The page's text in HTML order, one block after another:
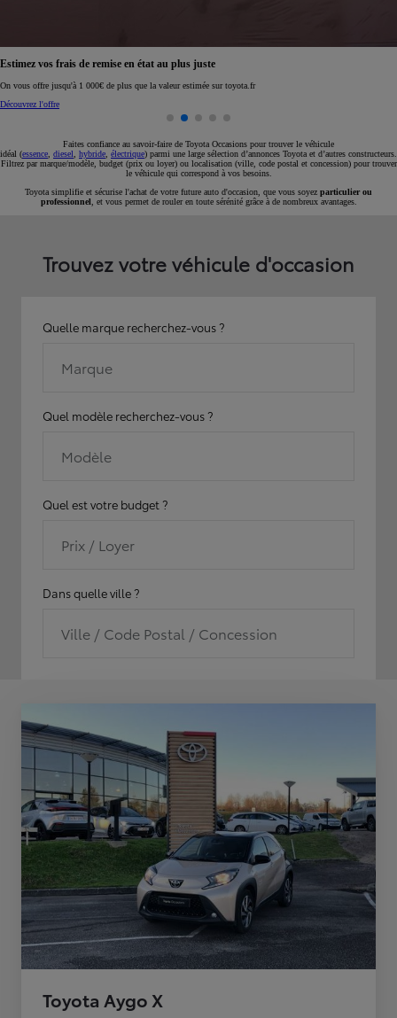
Réservez en ligne votre occasion pour 1€ seulement
Réservez en ligne
Faites confiance au savoir-faire de Toyota Occasions pour trouver le véhicule
idéal (essence diesel hybride électrique) parmi une large sélection d’annonces Toyota et d’autres constructeurs.
Filtrez par marque/modèle, budget (prix ou loyer) ou localisation (ville, code postal et concession) pour trouver
le véhicule qui correspond à vos besoins.
Toyota simplifie et sécurise l'achat de votre future auto d'occasion, que vous soyez particulier ou
professionnel , et vous permet de rouler en toute sérénité grâce à de nombreux avantages.
Trouvez votre véhicule d'occasion
Quelle marque recherchez-vous ?
Marque
Quel modèle recherchez-vous ?
Modèle
Quel est votre budget ?
Prix / Loyer
Dans quelle ville ?
Ville / Code Postal / Concession
Toyota Aygo X